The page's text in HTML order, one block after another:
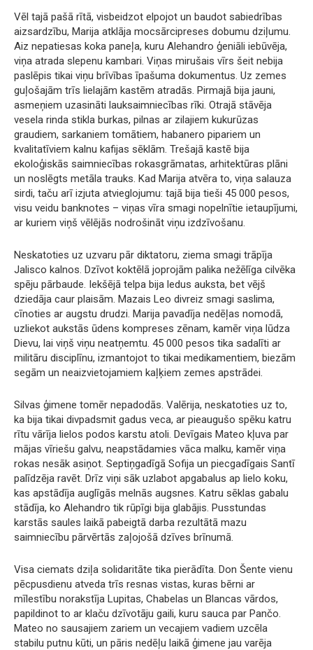
Vēl tajā pašā rītā, visbeidzot elpojot un baudot sabiedrības
aizsardzību, Marija atklāja mocsārcipreses dobumu dziļumu.
Aiz nepatiesas koka paneļa, kuru Alehandro ģeniāli iebūvēja,
viņa atrada slepenu kambari. Viņas mirušais vīrs šeit nebija
paslēpis tikai viņu brīvības īpašuma dokumentus. Uz zemes
guļošajām trīs lielajām kastēm atradās. Pirmajā bija jauni,
asmeņiem uzasināti lauksaimniecības rīki. Otrajā stāvēja
vesela rinda stikla burkas, pilnas ar zilajiem kukurūzas
graudiem, sarkaniem tomātiem, habanero pipariem un
kvalitatīviem kalnu kafijas sēklām. Trešajā kastē bija
ekoloģiskās saimniecības rokasgrāmatas, arhitektūras plāni
un noslēgts metāla trauks. Kad Marija atvēra to, viņa salauza
sirdi, taču arī izjuta atvieglojumu: tajā bija tieši 45 000 pesos,
visu veidu banknotes – viņas vīra smagi nopelnītie ietaupījumi,
ar kuriem viņš vēlējās nodrošināt viņu izdzīvošanu.
Neskatoties uz uzvaru pār diktatoru, ziema smagi trāpīja
Jalisco kalnos. Dzīvot koktēlā joprojām palika nežēlīga cilvēka
spēju pārbaude. Iekšējā telpa bija ledus auksta, bet vējš
dziedāja caur plaisām. Mazais Leo divreiz smagi saslima,
cīnoties ar augstu drudzi. Marija pavadīja nedēļas nomodā,
uzliekot aukstās ūdens kompreses zēnam, kamēr viņa lūdza
Dievu, lai viņš viņu neatņemtu. 45 000 pesos tika sadalīti ar
militāru disciplīnu, izmantojot to tikai medikamentiem, biezām
segām un neaizvietojamiem kaļķiem zemes apstrādei.
Silvas ģimene tomēr nepadodās. Valērija, neskatoties uz to,
ka bija tikai divpadsmit gadus veca, ar pieaugušo spēku katru
rītu vārīja lielos podos karstu atoli. Devīgais Mateo kļuva par
mājas vīriešu galvu, neapstādamies vāca malku, kamēr viņa
rokas nesāk asiņot. Septiņgadīgā Sofija un piecgadīgais Santī
palīdzēja ravēt. Drīz viņi sāk uzlabot apgabalus ap lielo koku,
kas apstādīja auglīgās melnās augsnes. Katru sēklas gabalu
stādīja, ko Alehandro tik rūpīgi bija glabājis. Pusstundas
karstās saules laikā pabeigtā darba rezultātā mazu
saimniecību pārvērtās zaļojošā dzīves brīnumā.
Visa ciemats dziļa solidaritāte tika pierādīta. Don Šente vienu
pēcpusdienu atveda trīs resnas vistas, kuras bērni ar
mīlestību norakstīja Lupitas, Chabelas un Blancas vārdos,
papildinot to ar klaču dzīvotāju gaili, kuru sauca par Pančo.
Mateo no sausajiem zariem un vecajiem vadiem uzcēla
stabilu putnu kūti, un pāris nedēļu laikā ģimene jau varēja